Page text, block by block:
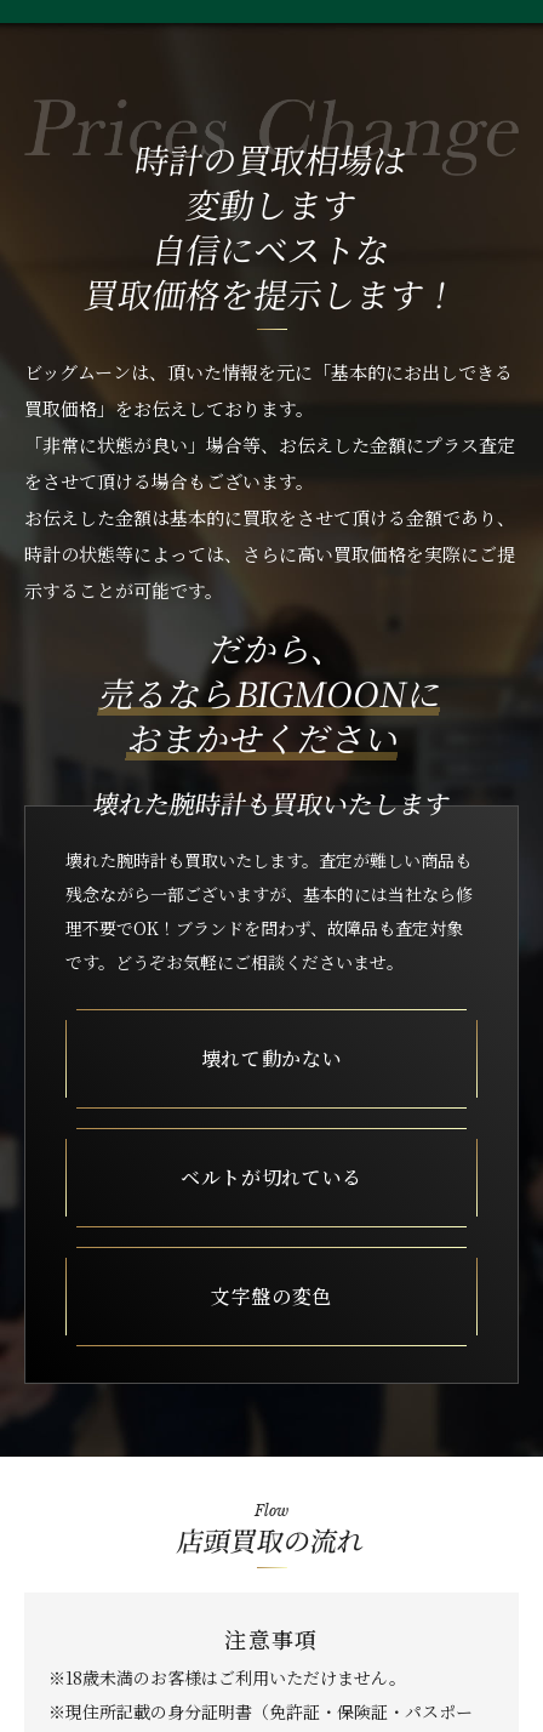
時計の買取相場は
変動します
自信にベストな
買取価格を提示します！
ビッグムーンは、頂いた情報を元に「基本的にお出しできる
買取価格」をお伝えしております。
「非常に状態が良い」場合等、お伝えした金額にプラス査定
をさせて頂ける場合もございます。
お伝えした金額は基本的に買取をさせて頂ける金額であり、
時計の状態等によっては、さらに高い買取価格を実際にご提
示することが可能です。
だから、
売るならBIGMOONに
おまかせください
壊れた腕時計も買取いたします
壊れた腕時計も買取いたします。査定が難しい商品も
残念ながら一部ございますが、 基本的には当社なら修
理不要でOK！ブランドを問わず、故障品も査定対象
です。どうぞお気軽にご相談くださいませ。
壊れて動かない
ベルトが切れている
文字盤の変色
Flow
店頭買取の流れ
注意事項
※18歳未満のお客様はご利用いただけません。
※現住所記載の身分証明書（免許証・保険証・パスポー